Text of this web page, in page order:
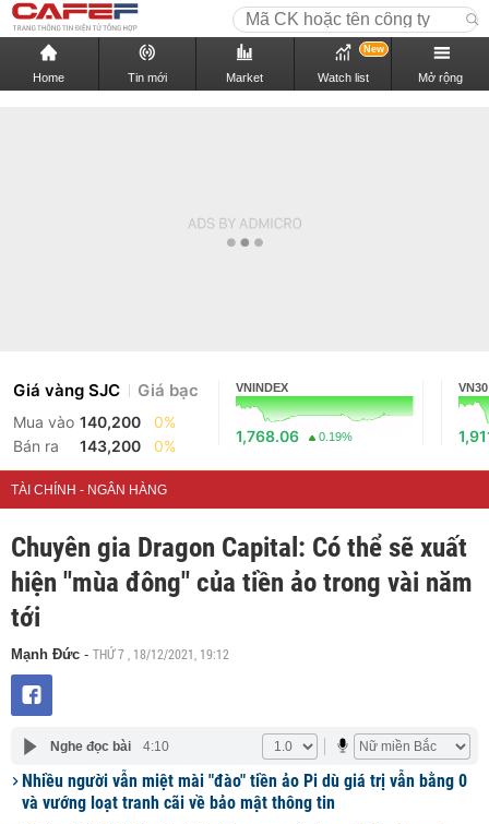
Home Tin mới Market Watch list
New
Mở rộng
Giá vàng SJC Giá bạc
Mua vào 140,200
0%
Bán ra
143,200 0%
VNINDEX
1,768.06 0.19%
VN30
TÀI CHÍNH - NGÂN HÀNG
Chuyên gia Dragon Capital: Có thể sẽ xuất
hiện "mùa đông" của tiền ảo trong vài năm
tới
Mạnh Đức - THỨ 7 , 18/12/2021, 19:12
Nghe đọc bài 4:10
Nhiều người vẫn miệt mài "đào" tiền ảo Pi dù giá trị vẫn bằng 0
và vướng loạt tranh cãi về bảo mật thông tin